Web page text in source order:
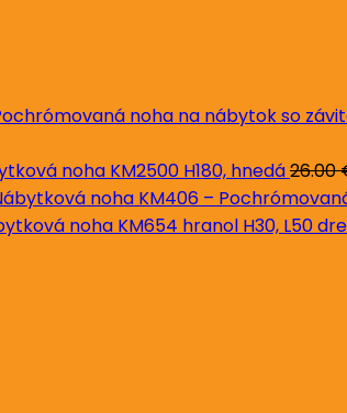
noha KM2500 H180, hnedá26.00
noha KM406 –
noha KM654 hranol H30, L50